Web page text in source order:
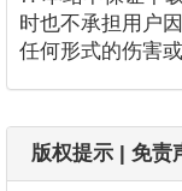
时也不承担用户
任何形式的伤害或
版权提示 | 免责